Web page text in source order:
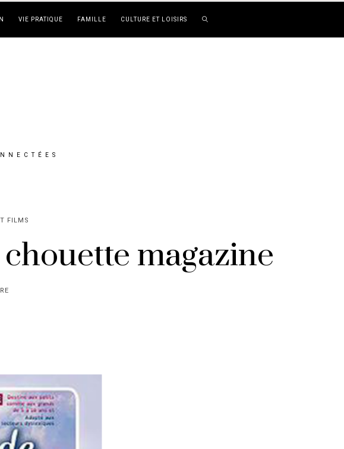
VIE PRATIQUE FAMILLE CULTURE ET LOISIRS
FILMS
magazine